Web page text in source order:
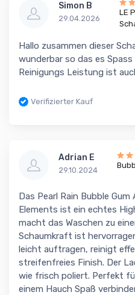
Simon B
29.04.2026
LE
Hallo zusammen dieser
wunderbar so das es
Reinigungs Leistung ist
Verifizierter Kauf
Adrian E
29.10.2024
Das Pearl Rain Bubble
Elements ist ein echtes
macht das Waschen zu
Schaumkraft ist
leicht auftragen, reinigt
streifenfreies Finish. Der
wie frisch poliert. Perfekt
einem Hauch Spaß